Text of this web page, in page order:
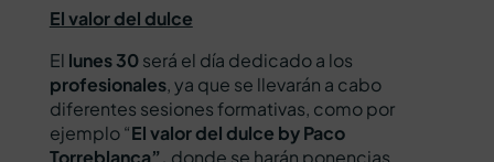
El valor del dulce
El lunes 30será el día dedicado a los
profesionales, ya que se llevarán a cabo
diferentes sesiones formativas, como por
ejemplo “El valor del dulce by Paco
Torreblanca”, donde se harán ponencias